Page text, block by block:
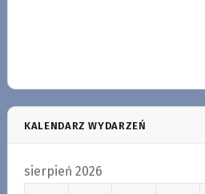
KALENDARZ WYDARZEŃ
sierpień 2026